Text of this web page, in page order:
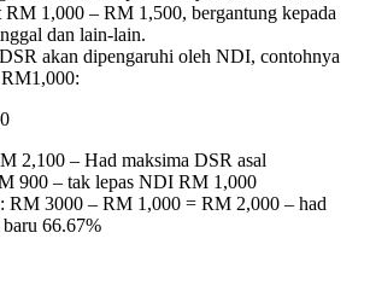
1,000 – RM 1,500, bergantung kepada
dan lain-lain.
akan dipengaruhi oleh NDI, contohnya
2,100 – Had maksima DSR asal
900 – tak lepas NDI RM 1,000
RM 3000 – RM 1,000 = RM 2,000 – had
66.67%